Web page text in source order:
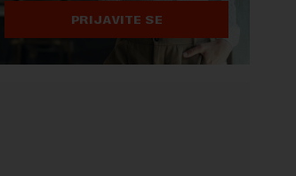
PRIJAVITE SE